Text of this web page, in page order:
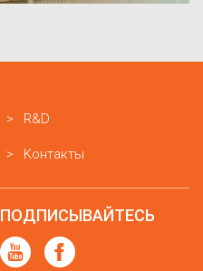
R&D
Kонтакты
ПОДПИСЫВАЙТЕСЬ